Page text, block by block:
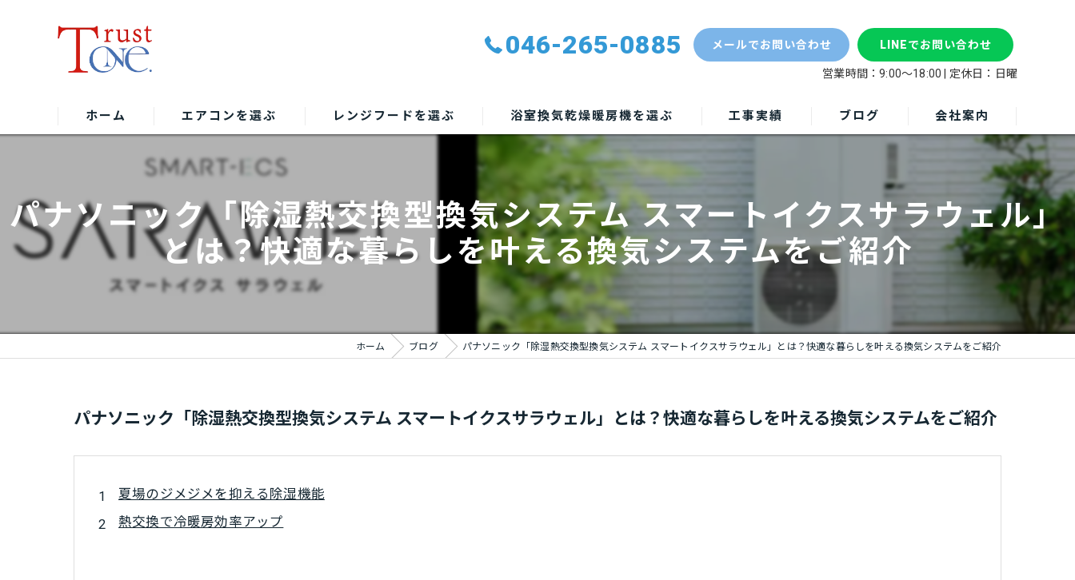
046-265-0885 メールでお問い合わせ LINEでお問い合わせ
営業時間：9:00～18:00 | 定休日：日曜
ホーム エアコンを選ぶ レンジフードを選ぶ 浴室換気乾燥暖房機を選ぶ 工事実績 ブログ 会社案内
パナソニック「除湿熱交換型換気システム スマートイクスサラウェル」
とは？快適な暮らしを叶える換気システムをご紹介
ホーム ブログ パナソニック「除湿熱交換型換気システム スマートイクスサラウェル」とは？快適な暮らしを叶える換気システムをご紹介
パナソニック「除湿熱交換型換気システム スマートイクスサラウェル」とは？快適な暮らしを叶える換気システムをご紹介
夏場のジメジメを抑える除湿機能
熱交換で冷暖房効率アップ